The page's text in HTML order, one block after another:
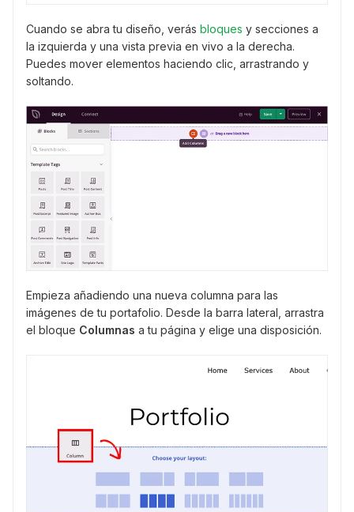
Cuando se abra tu diseño, verás bloques y secciones a
la izquierda y una vista previa en vivo a la derecha.
Puedes mover elementos haciendo clic, arrastrando y
soltando.
Empieza añadiendo una nueva columna para las
imágenes de tu portafolio. Desde la barra lateral, arrastra
el bloque Columnas a tu página y elige una disposición.